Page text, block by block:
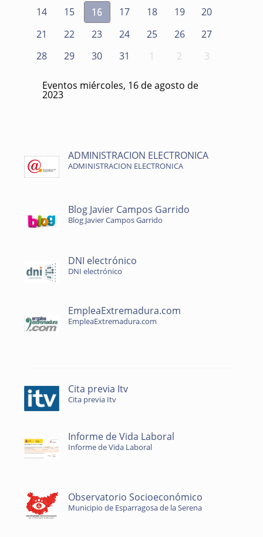
14
15 16 17 18 19
20
21
22 23 24 25 26
27
28
29 30 31 1 2 3
Eventos miércoles, 16 de agosto de
2023
ADMINISTRACION ELECTRONICA
ADMINISTRACION ELECTRONICA
Blog Javier Campos Garrido
Blog Javier Campos Garrido
DNI electrónico
DNI electrónico
EmpleaExtremadura.com
EmpleaExtremadura.com
Cita previa Itv
Cita previa Itv
Informe de Vida Laboral
Informe de Vida Laboral
Observatorio Socioeconómico
Municipio de Esparragosa de la Serena